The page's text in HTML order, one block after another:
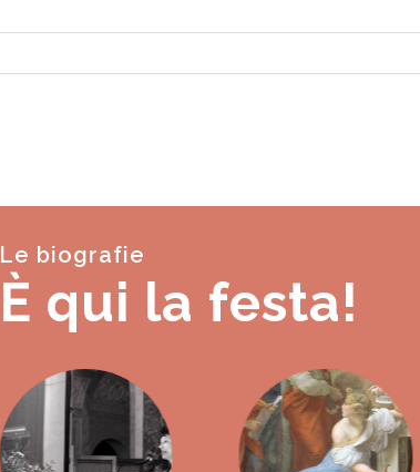
Le biografie
È qui la festa!